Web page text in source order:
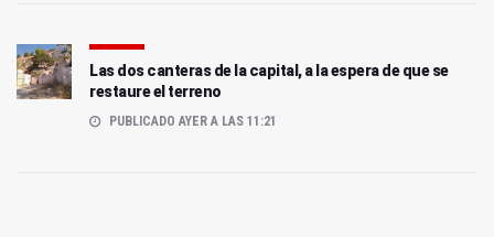
Las dos canteras de la capital, a la espera de que se
restaure el terreno
PUBLICADO AYER A LAS 11:21